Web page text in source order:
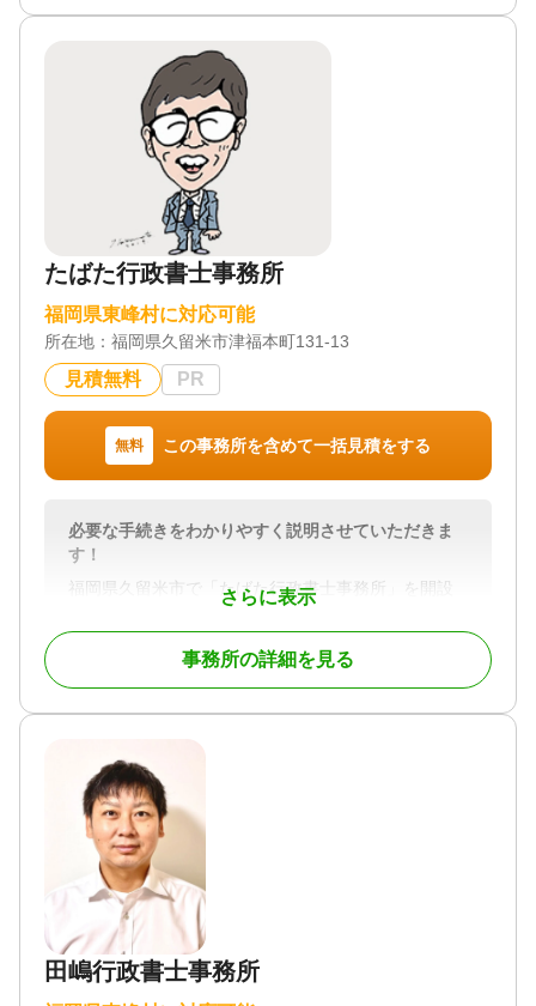
司法書士として伝えるべき事柄はもちろん、その他
身の回りで必要な情報を積極的にお伝えし、相続に
おけるお客様の「知らなかった」を無くすことを心
がけています。
土日祝日でもご相談を受け付けております。初回相
談も無料ですので、ぜひお気軽にご相談ください。
対応地域
北九州市周辺
対応業務
遺言書 / 遺産分割 / 相続財産調査 / 相続登記 / 相続放
棄 / 成年後見 / 家族信託 / 相続手続き / 銀行手続き /
戸籍収集 / 相続人調査 / 生前贈与（不動産名義変更）
対応体制
電話相談可 / 土日相談可 / 初回相談無料 / 18時以降相
たばた行政書士事務所
福岡県東峰村に対応可能
所在地： 福岡県久留米市津福本町131‐13
見積無料 PR
無料 この事務所を含めて一括見積をする
さらに表示
必要な手続きをわかりやすく説明させていただきま
す！
福岡県久留米市で「たばた行政書士事務所」を開設
しております、田端です。
たばた行政書士事務所では、相続手続きを主に暮ら
しの中でのお困りごとを、ご相談からご依頼解決ま
でをサポートさせていただきます。
す。お気軽にお問い合わせください。
対応地域
福岡県・佐賀県・熊本県・長崎県・大分県
対応業務
遺言書 / 遺産分割 / 相続財産調査 / 相続手続き / 銀行
手続き / 戸籍収集 / 相続人調査
対応体制
訪問可 / 初回相談無料 / 事務所面談可
事務所の詳細を見る
田嶋行政書士事務所